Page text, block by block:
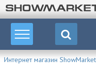
Интернет магазин ShowMarket